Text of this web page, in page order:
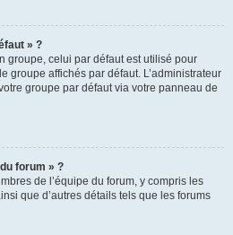
» ?
groupe, celui par défaut est utilisé pour
groupe affichés par défaut. L’administrateur
groupe par défaut via votre panneau de
forum » ?
de l’équipe du forum, y compris les
que d’autres détails tels que les forums